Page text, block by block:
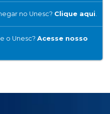
no Unesc? Clique aqui.
o Unesc? Acesse nosso